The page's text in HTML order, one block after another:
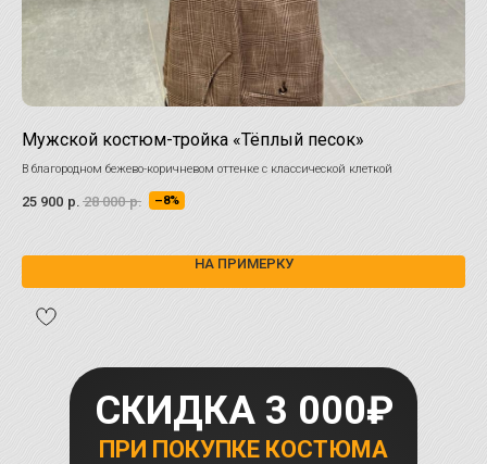
Мужской костюм-тройка «Тёплый песок»
В благородном бежево-коричневом оттенке с классической клеткой
25 900 р. 28 000 р. –8%
НА ПРИМЕРКУ
ПРИ ПОКУПКЕ КОСТЮМА
СКИДКА 3 000₽